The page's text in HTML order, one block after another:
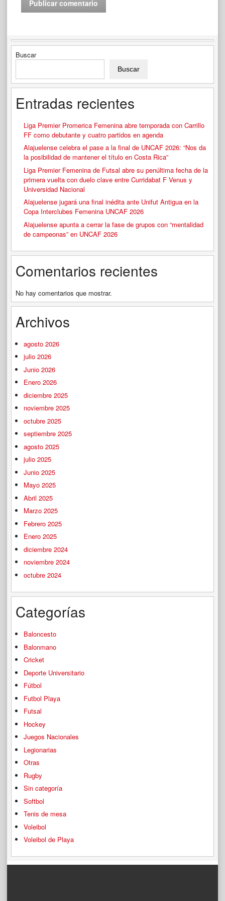
Buscar
Buscar
Entradas recientes
Liga Premier Promerica Femenina abre temporada con Carrillo
FF como debutante y cuatro partidos en agenda
Alajuelense celebra el pase a la final de UNCAF 2026: “Nos da
la posibilidad de mantener el título en Costa Rica”
Liga Premier Femenina de Futsal abre su penúltima fecha de la
primera vuelta con duelo clave entre Curridabat F Venus y
Universidad Nacional
Alajuelense jugará una final inédita ante Unifut Antigua en la
Copa Interclubes Femenina UNCAF 2026
Alajuelense apunta a cerrar la fase de grupos con “mentalidad
de campeonas” en UNCAF 2026
Comentarios recientes
No hay comentarios que mostrar.
Archivos
agosto 2026
julio 2026
Junio 2026
Enero 2026
diciembre 2025
noviembre 2025
octubre 2025
septiembre 2025
agosto 2025
julio 2025
Junio 2025
Mayo 2025
Abril 2025
Marzo 2025
Febrero 2025
Enero 2025
diciembre 2024
noviembre 2024
octubre 2024
Categorías
Baloncesto
Balonmano
Cricket
Deporte Universitario
Fútbol
Futbol Playa
Futsal
Hockey
Juegos Nacionales
Legionarias
Otras
Rugby
Sin categoría
Softbol
Tenis de mesa
Voleibol
Voleibol de Playa